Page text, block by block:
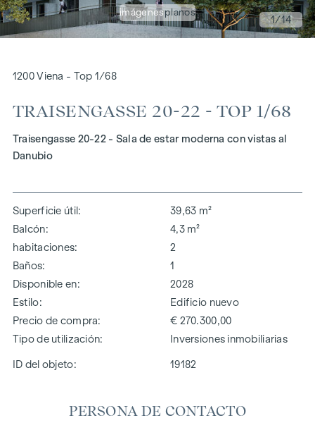
imágenesplanos
1/14
1200 Viena - Top 1/68
TRAISENGASSE 20-22 - TOP 1/68
Traisengasse 20-22 - Sala de estar moderna con vistas al
Danubio
Superficie útil
39,63 m²
Balcón
4,3 m²
habitaciones
2
Baños
1
Disponible en
2028
Estilo
Edificio nuevo
Precio de compra
€ 270.300,00
Tipo de utilización
Inversiones inmobiliarias
ID del objeto: 19182
PERSONA DE CONTACTO